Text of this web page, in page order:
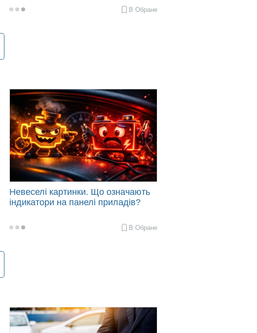
2025-
В Обране
Невеселі картинки. Що означають
індикатори на панелі приладів?
2026-
В Обране